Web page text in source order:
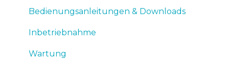
Bedienungsanleitungen & Downloads
Inbetriebnahme
Wartung